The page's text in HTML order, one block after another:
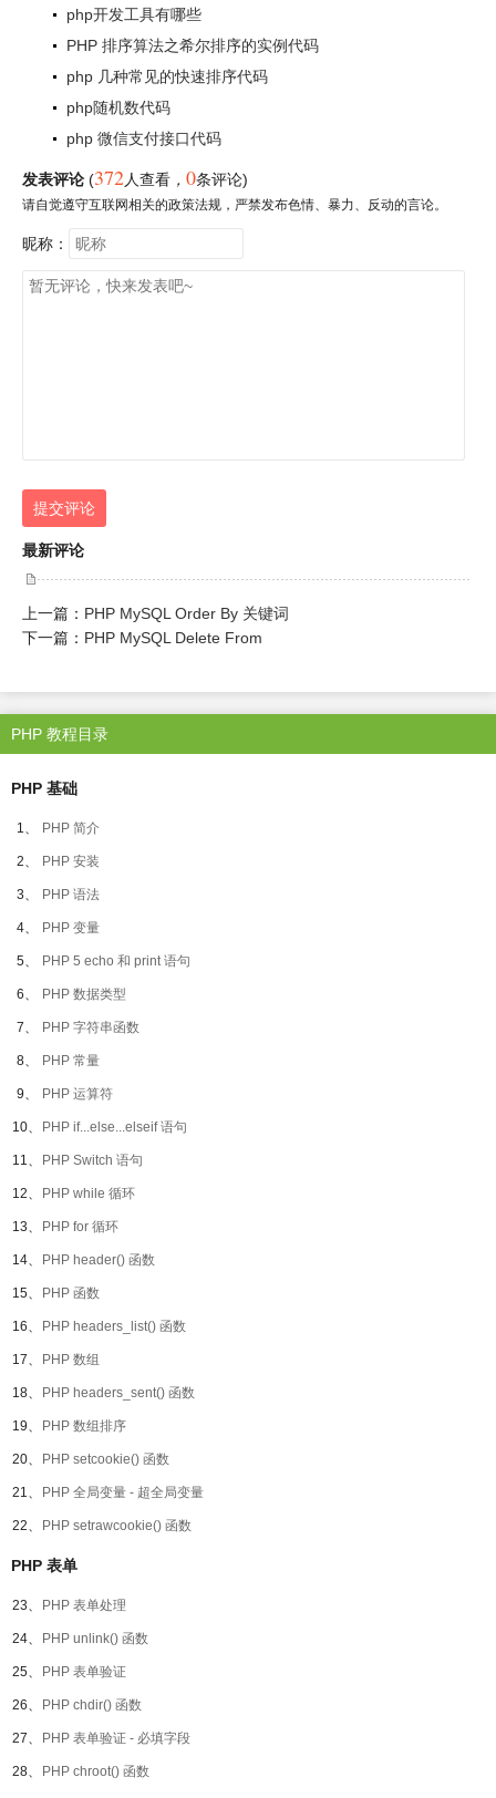
php开发工具有哪些
PHP 排序算法之希尔排序的实例代码
php 几种常见的快速排序代码
php随机数代码
php 微信支付接口代码
发表评论 (372人查看 ， 0条评论)
请自觉遵守互联网相关的政策法规，严禁发布色情、暴力、反动的言论。
昵称：
提交评论
最新评论
上一篇： PHP MySQL Order By 关键词
下一篇： PHP MySQL Delete From
PHP 教程目录
PHP 基础
1、 PHP 简介
2、 PHP 安装
3、 PHP 语法
4、 PHP 变量
5、 PHP 5 echo 和 print 语句
6、 PHP 数据类型
7、 PHP 字符串函数
8、 PHP 常量
9、 PHP 运算符
10、 PHP if...else...elseif 语句
11、 PHP Switch 语句
12、 PHP while 循环
13、 PHP for 循环
14、 PHP header() 函数
15、 PHP 函数
16、 PHP headers_list() 函数
17、 PHP 数组
18、 PHP headers_sent() 函数
19、 PHP 数组排序
20、 PHP setcookie() 函数
21、 PHP 全局变量 - 超全局变量
22、 PHP setrawcookie() 函数
PHP 表单
23、 PHP 表单处理
24、 PHP unlink() 函数
25、 PHP 表单验证
26、 PHP chdir() 函数
27、 PHP 表单验证 - 必填字段
28、 PHP chroot() 函数